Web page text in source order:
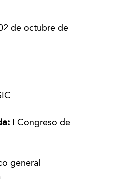
de octubre de
I Congreso de
general